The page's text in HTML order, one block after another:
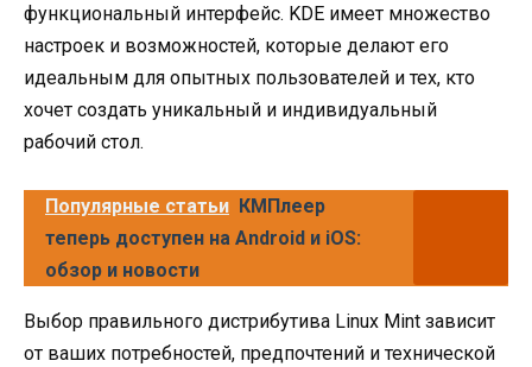
функциональный интерфейс. KDE имеет множество
настроек и возможностей, которые делают его
идеальным для опытных пользователей и тех, кто
хочет создать уникальный и индивидуальный
рабочий стол.
Популярные статьи КМПлеер
теперь доступен на Android и iOS:
обзор и новости
Выбор правильного дистрибутива Linux Mint зависит
от ваших потребностей, предпочтений и технической